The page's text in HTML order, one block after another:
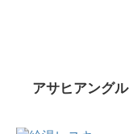
アサヒアングル